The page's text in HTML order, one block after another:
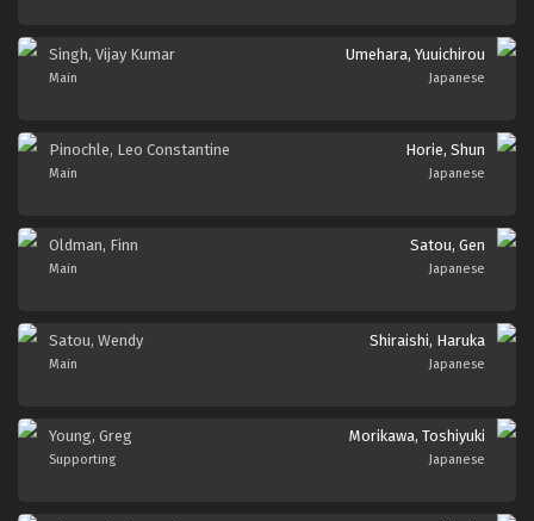
Singh, Vijay Kumar
Main
Umehara, Yuuichirou
Japanese
Pinochle, Leo Constantine
Main
Horie, Shun
Japanese
Oldman, Finn
Main
Satou, Gen
Japanese
Satou, Wendy
Main
Shiraishi, Haruka
Japanese
Young, Greg
Supporting
Morikawa, Toshiyuki
Japanese